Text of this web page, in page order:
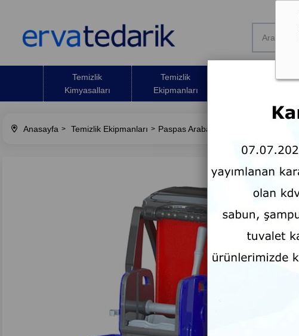
Temizlik
Kimyasalları
Temizlik
Ekipmanları
Temizlik Sarf
Anasayfa Temizlik Ekipmanları Paspas Arabası